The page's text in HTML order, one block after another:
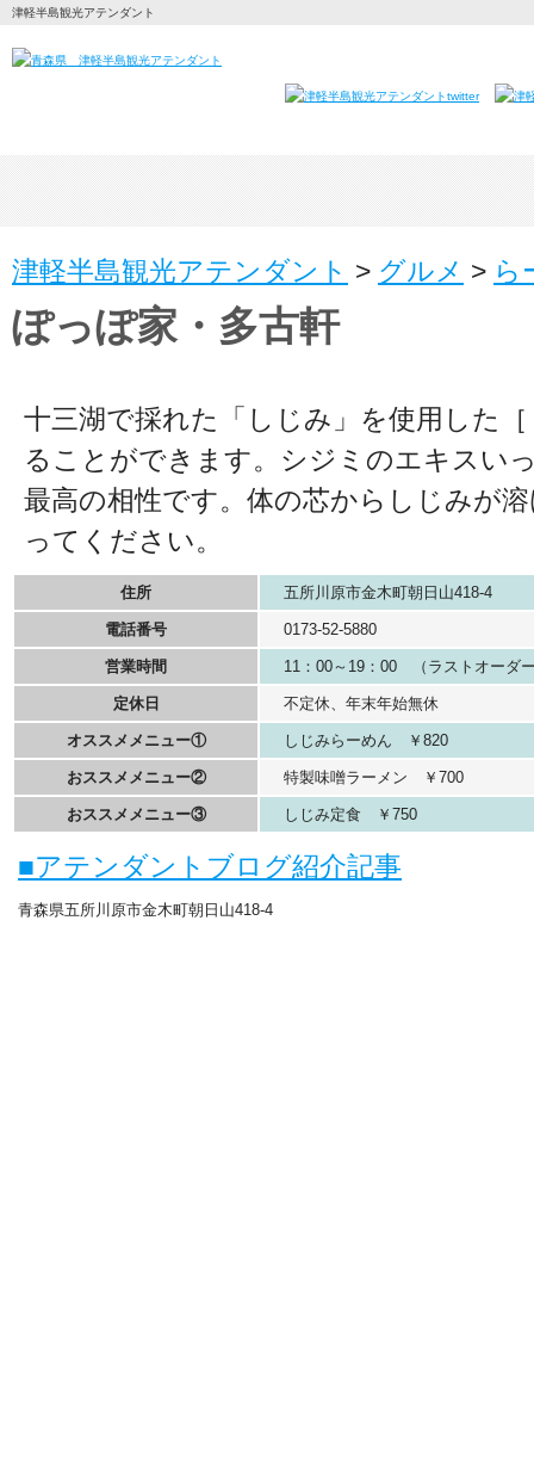
津軽半島観光アテンダント
津軽半島観光アテンダント > グルメ > ら
ぽっぽ家・多古軒
十三湖で採れた「しじみ」を使用した
ることができます。シジミのエキスい
最高の相性です。体の芯からしじみが
ってください。
住所 五所川原市金木町朝日山418-4
電話番号 0173-52-5880
営業時間 11：00～19：00 （ラストオーダ
定休日 不定休、年末年始無休
オススメメニュー① しじみらーめん ￥820
おススメメニュー② 特製味噌ラーメン ￥700
おススメメニュー③ しじみ定食 ￥750
■アテンダントブログ紹介記事
青森県五所川原市金木町朝日山418-4